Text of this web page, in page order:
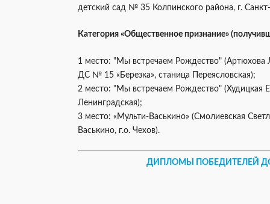
детский сад № 35 Колпинского района, г.
Категория «Общественное признание»
1 место: "Мы встречаем Рождество"
ДС № 15 «Березка», станица Переясловская);
2 место: "Мы встречаем Рождество"
Ленинградская);
3 место: «Мульти-Васькино» (Смолиевская
Васькино, г.о. Чехов).
ДИПЛОМЫ ПОБЕДИТЕЛЕЙ